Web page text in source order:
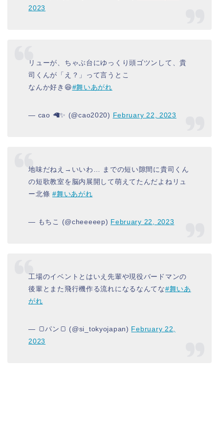
2023
リューが、ちゃぶ台にゆっくり頭ゴツンして、貴
司くんが「え？」って言うとこ
なんか好き😆#舞いあがれ
— cao 🦙✨ (@cao2020) February 22, 2023
地味だねえ→いいわ… までの短い隙間に貴司くん
の短歌教室を脳内展開して萌えてたんだよねリュ
ー北條#舞いあがれ
— もちこ (@cheeeeep) February 22, 2023
工場のイベントとはいえ先輩や現役バードマンの
後輩とまた飛行機作る流れになるなんてな#舞いあ
がれ
— 🍞パン🍞 (@si_tokyojapan) February 22,
2023